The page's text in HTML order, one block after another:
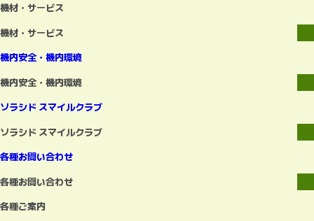
機材・サービス
機材・サービス
機内安全・機内環境
機内安全・機内環境
ソラシド スマイルクラブ
ソラシド スマイルクラブ
各種お問い合わせ
各種お問い合わせ
各種ご案内